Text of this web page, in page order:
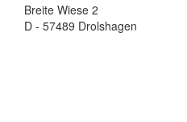
Breite Wiese 2
D - 57489 Drolshagen